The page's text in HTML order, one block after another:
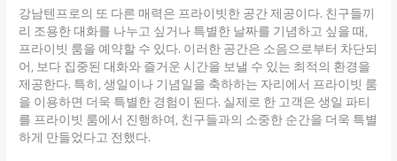
강남텐프로의 또 다른 매력은 프라이빗한 공간 제공이다. 친구들끼
리 조용한 대화를 나누고 싶거나 특별한 날짜를 기념하고 싶을 때,
프라이빗 룸을 예약할 수 있다. 이러한 공간은 소음으로부터 차단되
어, 보다 집중된 대화와 즐거운 시간을 보낼 수 있는 최적의 환경을
제공한다. 특히, 생일이나 기념일을 축하하는 자리에서 프라이빗 룸
을 이용하면 더욱 특별한 경험이 된다. 실제로 한 고객은 생일 파티
를 프라이빗 룸에서 진행하여, 친구들과의 소중한 순간을 더욱 특별
하게 만들었다고 전했다.